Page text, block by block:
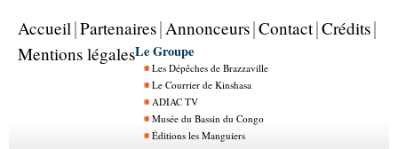
Accueil Partenaires Annonceurs Contact Crédits
Mentions légalesLe Groupe
Les Dépêches de Brazzaville
Le Courrier de Kinshasa
ADIAC TV
Musée du Bassin du Congo
Éditions les Manguiers